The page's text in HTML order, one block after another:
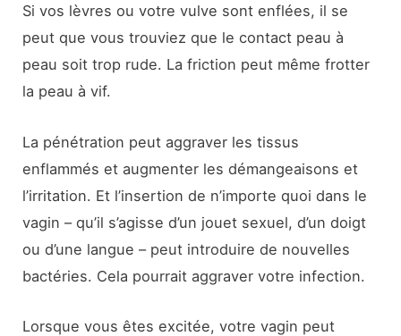
Si vos lèvres ou votre vulve sont enflées, il se
peut que vous trouviez que le contact peau à
peau soit trop rude. La friction peut même frotter
la peau à vif.
La pénétration peut aggraver les tissus
enflammés et augmenter les démangeaisons et
l’irritation. Et l’insertion de n’importe quoi dans le
vagin – qu’il s’agisse d’un jouet sexuel, d’un doigt
ou d’une langue – peut introduire de nouvelles
bactéries. Cela pourrait aggraver votre infection.
Lorsque vous êtes excitée, votre vagin peut